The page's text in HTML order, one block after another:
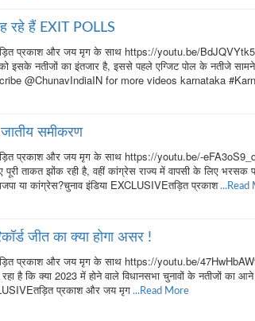
रहे हैं EXIT POLLS
प्रकाश और जय मृग के साथ https://youtu.be/
इसके नतीजों का इंतजार है, इससे पहले एग्जिट पोल के नतीजे
@ChunavIndiaIN for more videos karnataka
समीकरण
प्रकाश और जय मृग के साथ https://youtu.be/-eFA3oS9_qo
ताकत झोंक रही है, वहीं कांग्रेस राज्‍य में वापसी के लिए भरसक
या कांग्रेस?चुनाव इंडिया EXCLUSIVEतड़ित प्रकाश...Read
जीत का क्या होगा असर !
प्रकाश और जय मृग के साथ https://youtu.be/
है कि क्या 2023 में होने वाले विधानसभा चुनावों के नतीजों का
प्रकाश और जय मृग...Read More